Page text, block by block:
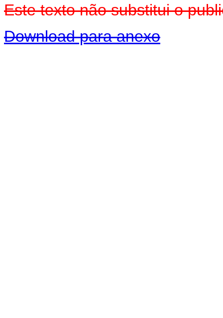
Este texto não substitui o
Download para anexo